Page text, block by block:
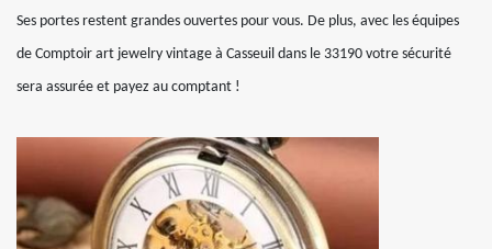
Ses portes restent grandes ouvertes pour vous. De plus, avec les équipes
de Comptoir art jewelry vintage à Casseuil dans le 33190 votre sécurité
sera assurée et payez au comptant !